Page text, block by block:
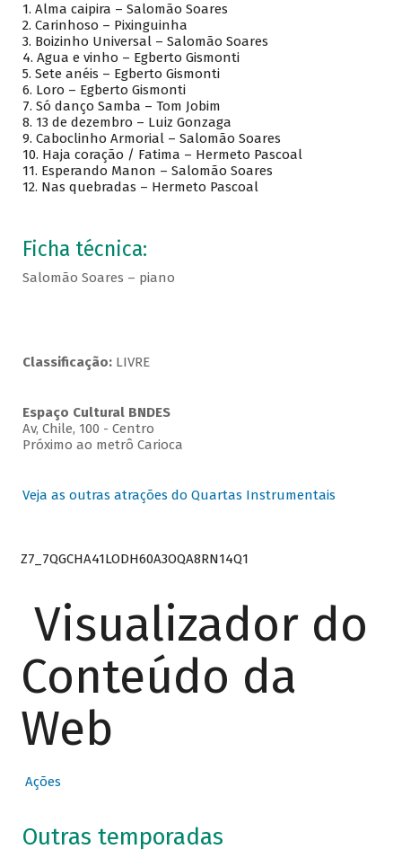
1. Alma caipira – Salomão Soares
2. Carinhoso – Pixinguinha
3. Boizinho Universal – Salomão Soares
4. Agua e vinho – Egberto Gismonti
5. Sete anéis – Egberto Gismonti
6. Loro – Egberto Gismonti
7. Só danço Samba – Tom Jobim
8. 13 de dezembro – Luiz Gonzaga
9. Caboclinho Armorial – Salomão Soares
10. Haja coração / Fatima – Hermeto Pascoal
11. Esperando Manon – Salomão Soares
12. Nas quebradas – Hermeto Pascoal
Ficha técnica:
Salomão Soares – piano
Classificação:LIVRE
Espaço Cultural BNDES
Av, Chile, 100 - Centro
Próximo ao metrô Carioca
Veja as outras atrações do Quartas Instrumentais
Z7_7QGCHA41LODH60A3OQA8RN14Q1
Visualizador do
Conteúdo da
Web
Ações
Outras temporadas